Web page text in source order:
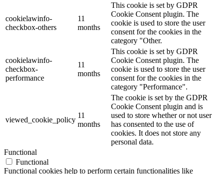
cookielawinfo-
checkbox-others
11
months
This cookie is set by GDPR
Cookie Consent plugin. The
cookie is used to store the user
consent for the cookies in the
category "Other.
cookielawinfo-
checkbox-
performance
11
months
This cookie is set by GDPR
Cookie Consent plugin. The
cookie is used to store the user
consent for the cookies in the
category "Performance".
viewed_cookie_policy
11
months
The cookie is set by the GDPR
Cookie Consent plugin and is
used to store whether or not user
has consented to the use of
cookies. It does not store any
personal data.
Functional
Functional
Functional cookies help to perform certain functionalities like